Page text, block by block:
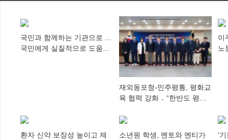
국민과 함께하는 기관으로 …
국민에게 실질적으로 도움이
재외동포청-민주평통, 평화교
육 협력 강화 ․ “한반도 평화,
다”
이
노
환자 신약 보장성 높이고 제
소년원 학생, 멘토와 멘티가
‘